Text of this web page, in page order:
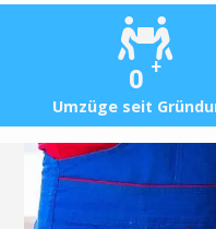
0 +
Umzüge seit